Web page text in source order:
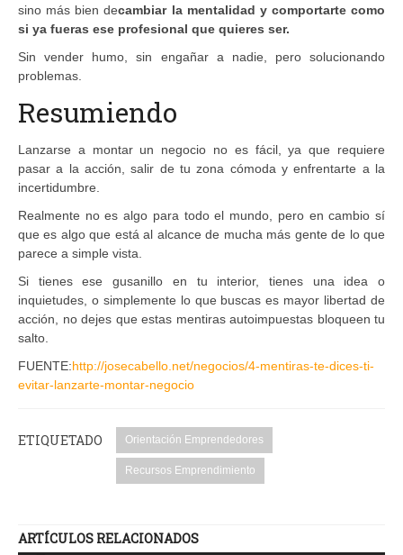
sino más bien decambiar la mentalidad y comportarte como
si ya fueras ese profesional que quieres ser.
Sin vender humo, sin engañar a nadie, pero solucionando
problemas.
Resumiendo
Lanzarse a montar un negocio no es fácil, ya que requiere
pasar a la acción, salir de tu zona cómoda y enfrentarte a la
incertidumbre.
Realmente no es algo para todo el mundo, pero en cambio sí
que es algo que está al alcance de mucha más gente de lo que
parece a simple vista.
Si tienes ese gusanillo en tu interior, tienes una idea o
inquietudes, o simplemente lo que buscas es mayor libertad de
acción, no dejes que estas mentiras autoimpuestas bloqueen tu
salto.
FUENTE:http://josecabello.net/negocios/4-mentiras-te-dices-ti-
evitar-lanzarte-montar-negocio
ETIQUETADO Orientación Emprendedores
Recursos Emprendimiento
ARTÍCULOS RELACIONADOS